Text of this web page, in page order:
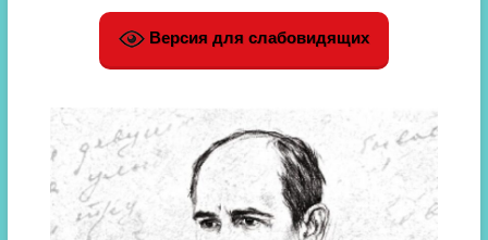
Версия для слабовидящих